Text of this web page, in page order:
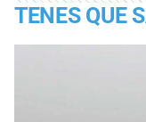
TENES QUE